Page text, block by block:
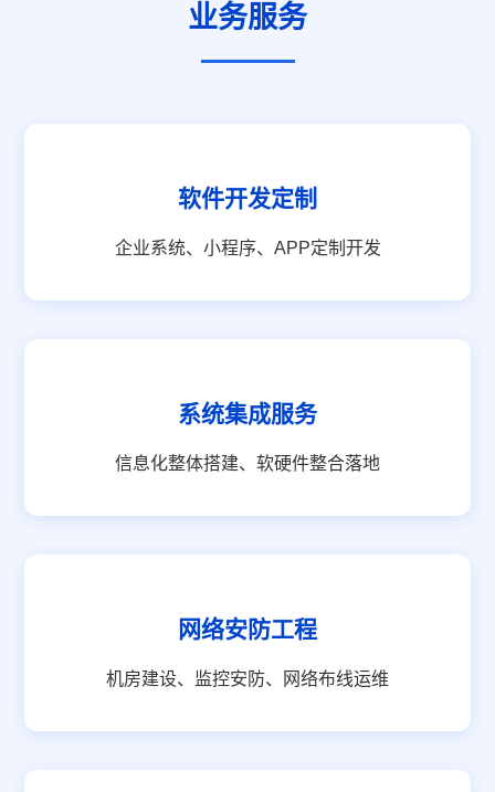
业务服务
软件开发定制
企业系统、小程序、APP定制开发
系统集成服务
信息化整体搭建、软硬件整合落地
网络安防工程
机房建设、监控安防、网络布线运维